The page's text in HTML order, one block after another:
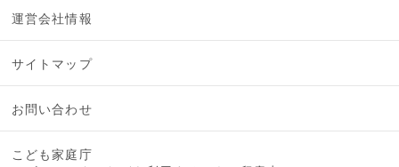
運営会社情報
サイトマップ
お問い合わせ
こども家庭庁